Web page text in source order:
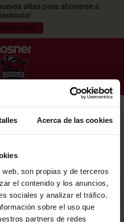
Acerca de las cookies
son propias y de terceros
el contenido y los anuncios,
sociales y analizar el tráfico.
sobre el uso que
partners de redes
altas para abonarse a
aquí!
del club.
de privacidaddel SASKI BASKONIA